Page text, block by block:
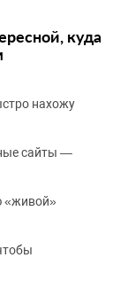
куда
нахожу
сайты —
«живой»